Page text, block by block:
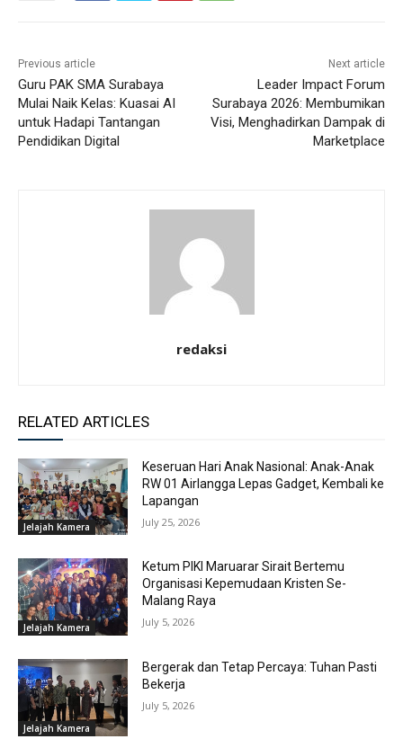
Previous article
Guru PAK SMA Surabaya
Mulai Naik Kelas: Kuasai AI
untuk Hadapi Tantangan
Pendidikan Digital
Next article
Leader Impact Forum
Surabaya 2026: Membumikan
Visi, Menghadirkan Dampak di
Marketplace
redaksi
RELATED ARTICLES
Jelajah Kamera
Keseruan Hari Anak Nasional: Anak-Anak
RW 01 Airlangga Lepas Gadget, Kembali ke
Lapangan
July 25, 2026
Jelajah Kamera
Ketum PIKI Maruarar Sirait Bertemu
Organisasi Kepemudaan Kristen Se-
Malang Raya
July 5, 2026
Jelajah Kamera
Bergerak dan Tetap Percaya: Tuhan Pasti
Bekerja
July 5, 2026